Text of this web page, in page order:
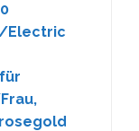
Electric